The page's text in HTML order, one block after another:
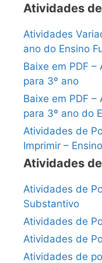
Atividades
Atividades
ano do Ensino
Baixe em PDF
para 3º ano
Baixe em PDF
para 3º ano do
Atividades de
Imprimir –
Atividades
Atividades de
Substantivo
Atividades de
Atividades de
Atividades de